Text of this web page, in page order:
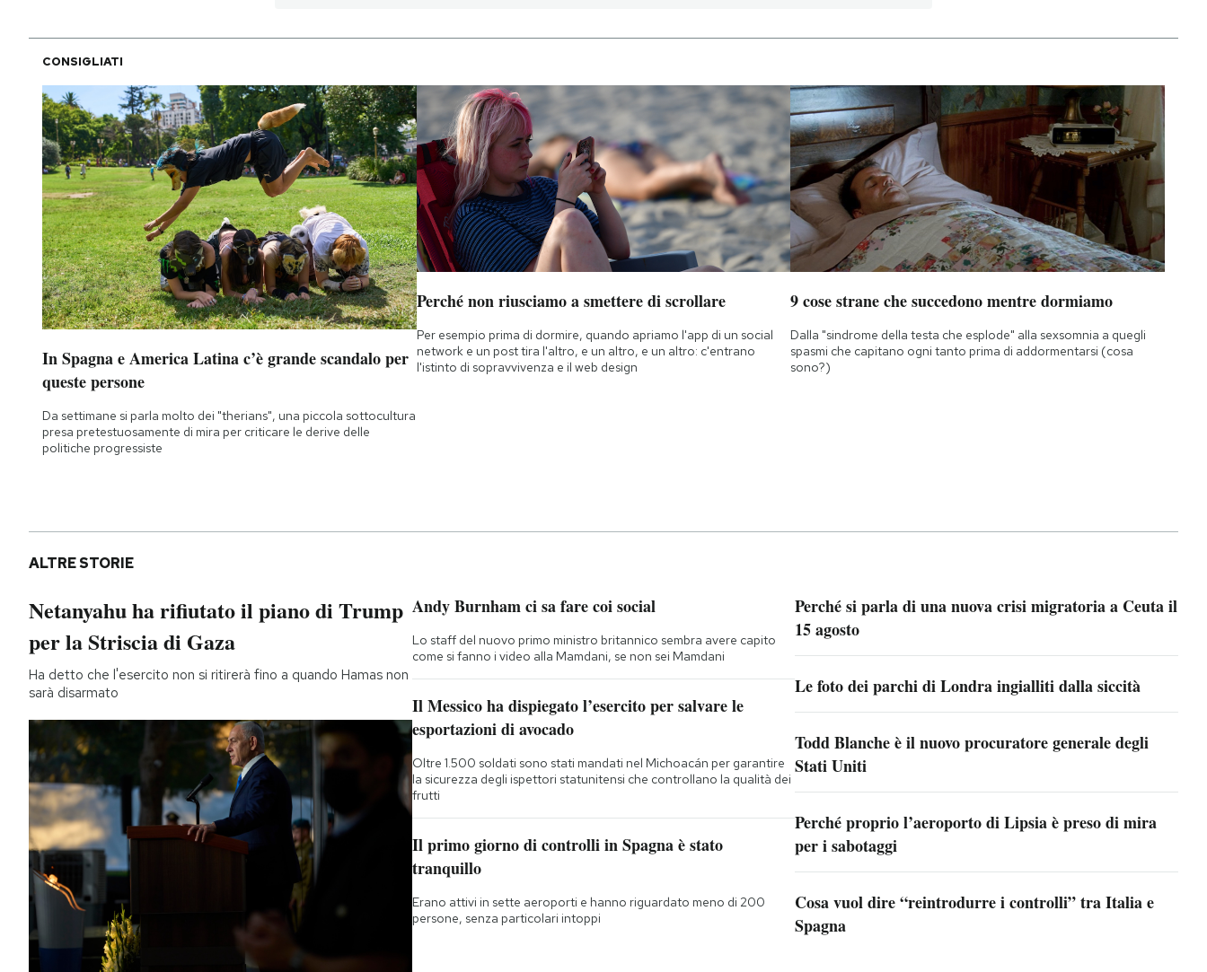
CONSIGLIATI
In Spagna e America Latina c’è grande scandalo per
queste persone
Da settimane si parla molto dei "therians", una piccola sottocultura
presa pretestuosamente di mira per criticare le derive delle
politiche progressiste
Perché non riusciamo a smettere di scrollare
Per esempio prima di dormire, quando apriamo l'app di un social
network e un post tira l'altro, e un altro, e un altro: c'entrano
l'istinto di sopravvivenza e il web design
9 cose strane che succedono mentre dormiamo
Dalla "sindrome della testa che esplode" alla sexsomnia a quegli
spasmi che capitano ogni tanto prima di addormentarsi (cosa
sono?)
ALTRE STORIE
Netanyahu ha rifiutato il piano di Trump
per la Striscia di Gaza
Ha detto che l'esercito non si ritirerà fino a quando Hamas non
sarà disarmato
Andy Burnham ci sa fare coi social
Lo staff del nuovo primo ministro britannico sembra avere capito
come si fanno i video alla Mamdani, se non sei Mamdani
Il Messico ha dispiegato l’esercito per salvare le
esportazioni di avocado
Oltre 1.500 soldati sono stati mandati nel Michoacán per garantire
la sicurezza degli ispettori statunitensi che controllano la qualità dei
frutti
Il primo giorno di controlli in Spagna è stato
tranquillo
Erano attivi in sette aeroporti e hanno riguardato meno di 200
persone, senza particolari intoppi
Perché si parla di una nuova crisi migratoria a Ceuta il
15 agosto
Le foto dei parchi di Londra ingialliti dalla siccità
Todd Blanche è il nuovo procuratore generale degli
Stati Uniti
Perché proprio l’aeroporto di Lipsia è preso di mira
per i sabotaggi
Cosa vuol dire “reintrodurre i controlli” tra Italia e
Spagna